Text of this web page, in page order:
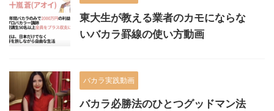
東大生が教える業者のカモにならな
いバカラ罫線の使い方動画
バカラ実践動画
バカラ必勝法のひとつグッドマン法